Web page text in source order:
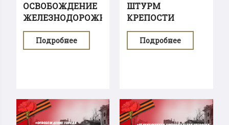
ОСВОБОЖДЕНИЕ
ЖЕЛЕЗНОДОРОЖНОГО
УЗЛА
Подробнее
ШТУРМ
КРЕПОСТИ
Подробнее